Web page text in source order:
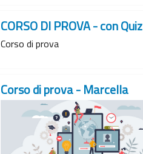
CORSO DI PROVA - con Quiz
Corso di prova
Corso di prova - Marcella